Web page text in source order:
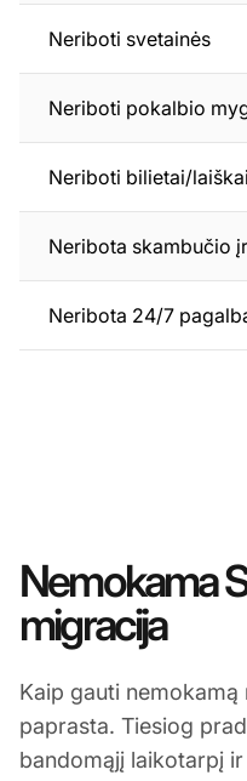
Neriboti svetainės
Neriboti pokalbio
Neriboti bilietai/laiškai
Neribota skambučio
Neribota 24/7
Nemokama
migracija
Kaip gauti nemokamą
paprasta. Tiesiog
bandomąjį laikotarpį